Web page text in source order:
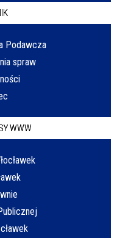
Podawcza
spraw
WWW